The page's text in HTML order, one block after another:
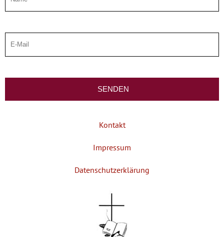
Kontakt
Impressum
Datenschutzerklärung